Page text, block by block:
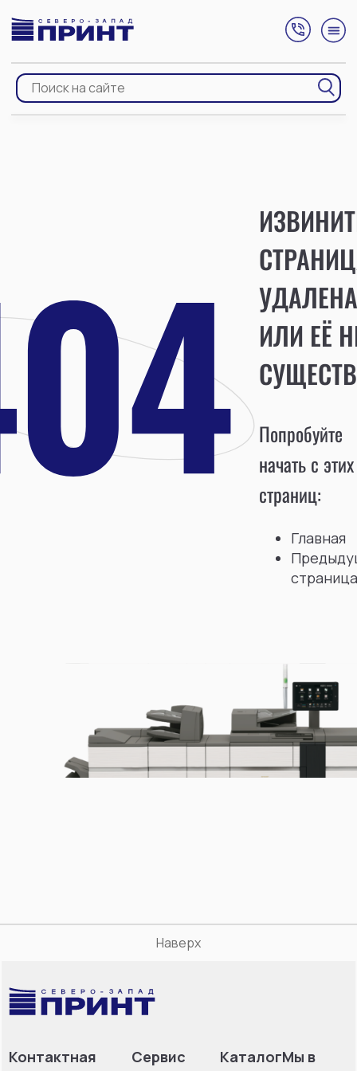
УДАЛЕНА
ИЛИ ЕЁ
Попробуйте
начать с этих
страниц:
Главная
страница
Наверх
Контактная
Сервис КаталогМы в